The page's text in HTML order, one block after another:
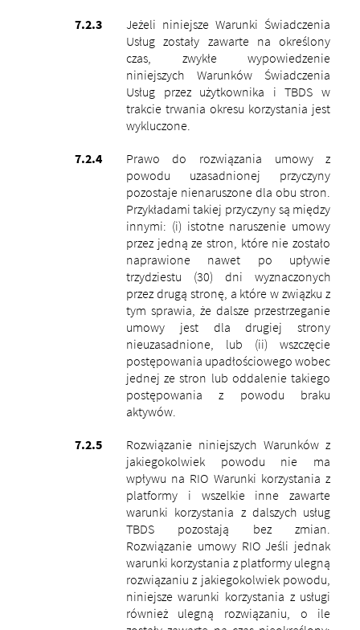
Jeżeli niniejsze Warunki Świadczenia
Usług zostały zawarte na określony
czas, zwykłe wypowiedzenie
niniejszych Warunków Świadczenia
Usług przez użytkownika i TBDS w
trakcie trwania okresu korzystania jest
wykluczone.
Prawo do rozwiązania umowy z
powodu uzasadnionej przyczyny
pozostaje nienaruszone dla obu stron.
Przykładami takiej przyczyny są między
innymi: (i) istotne naruszenie umowy
przez jedną ze stron, które nie zostało
naprawione nawet po upływie
trzydziestu (30) dni wyznaczonych
przez drugą stronę, a które w związku z
tym sprawia, że ​​dalsze przestrzeganie
umowy jest dla drugiej strony
nieuzasadnione, lub (ii) wszczęcie
postępowania upadłościowego wobec
jednej ze stron lub oddalenie takiego
postępowania z powodu braku
aktywów.
Rozwiązanie niniejszych Warunków z
jakiegokolwiek powodu nie ma
wpływu na RIO Warunki korzystania z
platformy i wszelkie inne zawarte
warunki korzystania z dalszych usług
TBDS pozostają bez zmian.
Rozwiązanie umowy RIO Jeśli jednak
warunki korzystania z platformy ulegną
rozwiązaniu z jakiegokolwiek powodu,
niniejsze warunki korzystania z usługi
również ulegną rozwiązaniu, o ile